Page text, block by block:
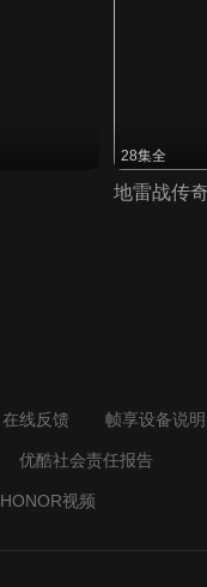
28集全
地雷战传
在线反馈 帧享设备说明
优酷社会责任报告
HONOR视频